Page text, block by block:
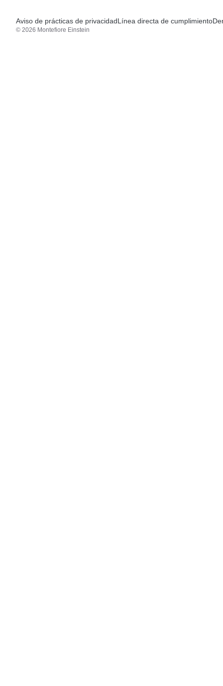
Aviso de prácticas de privacidadLínea directa de cumplimiento
© 2026 Montefiore Einstein